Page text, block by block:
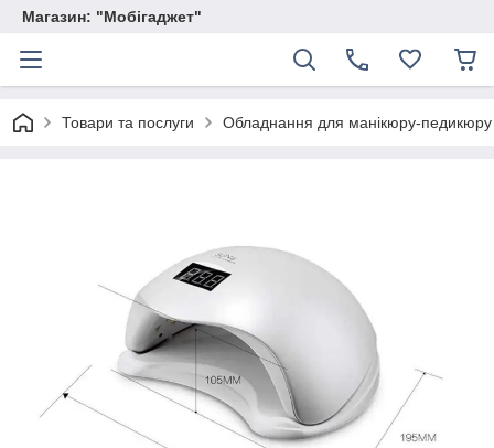
Магазин: "Мобігаджет"
Товари та послуги Обладнання для манікюру-педикюру